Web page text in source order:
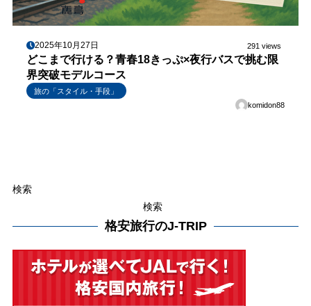
2025年10月27日 291 views
どこまで行ける？青春18きっぷ×夜行バスで挑む限
界突破モデルコース
旅の「スタイル・手段」
komidon88
検索
検索
格安旅行のJ-TRIP